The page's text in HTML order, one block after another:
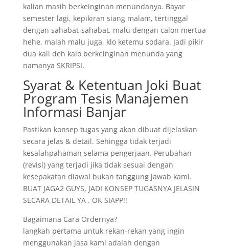
kalian masih berkeinginan menundanya. Bayar
semester lagi, kepikiran siang malam, tertinggal
dengan sahabat-sahabat, malu dengan calon mertua
hehe, malah malu juga, klo ketemu sodara. Jadi pikir
dua kali deh kalo berkeinginan menunda yang
namanya SKRIPSI.
Syarat & Ketentuan Joki Buat
Program Tesis Manajemen
Informasi Banjar
Pastikan konsep tugas yang akan dibuat dijelaskan
secara jelas & detail. Sehingga tidak terjadi
kesalahpahaman selama pengerjaan. Perubahan
(revisi) yang terjadi jika tidak sesuai dengan
kesepakatan diawal bukan tanggung jawab kami.
BUAT JAGA2 GUYS, JADI KONSEP TUGASNYA JELASIN
SECARA DETAIL YA . OK SIAPP!!
Bagaimana Cara Ordernya?
langkah pertama untuk rekan-rekan yang ingin
menggunakan jasa kami adalah dengan